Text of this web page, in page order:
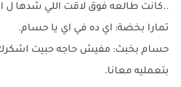
..كانت طالعه فوق لاقت اللي شدها ل
تمارا بخضة: اي ده في اي يا حسام.
حسام بخبث: مفيش حاجه حبيت اشكرك
بتعمليه معانا.